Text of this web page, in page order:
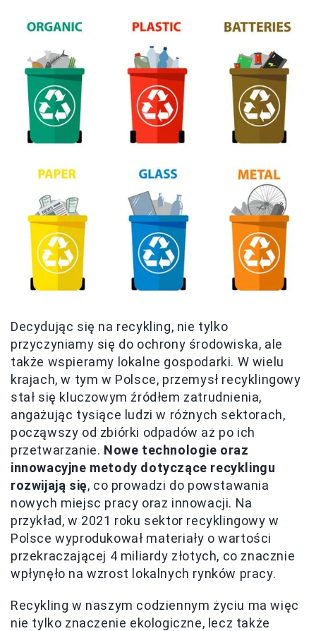
Decydując się na recykling, nie tylko
przyczyniamy się do ochrony środowiska, ale
także wspieramy lokalne gospodarki. W wielu
krajach, w tym w Polsce, przemysł recyklingowy
stał się kluczowym źródłem zatrudnienia,
angażując tysiące ludzi w różnych sektorach,
począwszy od zbiórki odpadów aż po ich
przetwarzanie. Nowe technologie oraz
innowacyjne metody dotyczące recyklingu
rozwijają się, co prowadzi do powstawania
nowych miejsc pracy oraz innowacji. Na
przykład, w 2021 roku sektor recyklingowy w
Polsce wyprodukował materiały o wartości
przekraczającej 4 miliardy złotych, co znacznie
wpłynęło na wzrost lokalnych rynków pracy.
Recykling w naszym codziennym życiu ma więc
nie tylko znaczenie ekologiczne, lecz także